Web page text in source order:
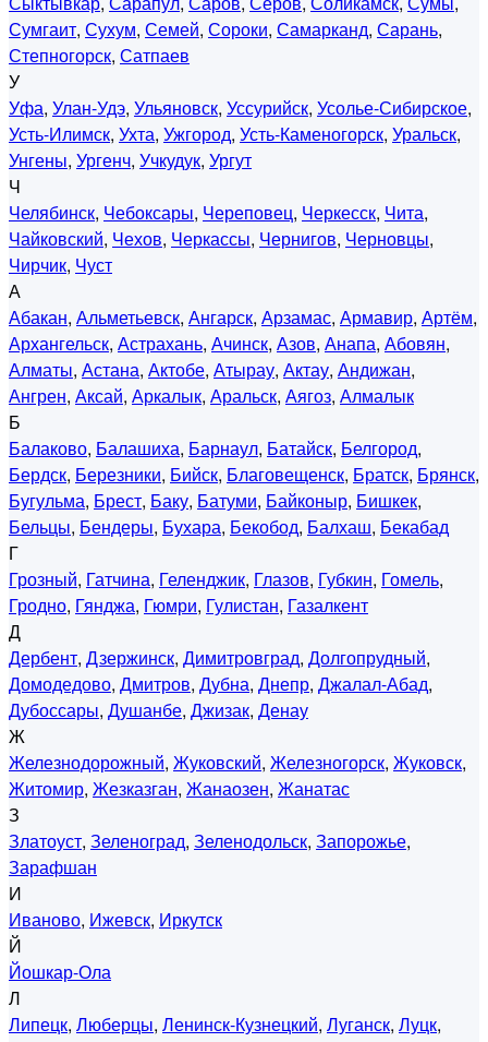
Сумгаит, Сухум, Семей, Сороки, Самарканд, Сарань,
Степногорск, Сатпаев
У
Уфа, Улан-Удэ, Ульяновск, Уссурийск, Усолье-Сибирское,
Усть-Илимск, Ухта, Ужгород, Усть-Каменогорск, Уральск,
Унгены, Ургенч, Учкудук, Ургут
Ч
Челябинск, Чебоксары, Череповец, Черкесск, Чита,
Чайковский, Чехов, Черкассы, Чернигов, Черновцы,
Чирчик, Чуст
А
Абакан, Альметьевск, Ангарск, Арзамас, Армавир, Артём,
Архангельск, Астрахань, Ачинск, Азов, Анапа, Абовян,
Алматы, Астана, Актобе, Атырау, Актау, Андижан,
Ангрен, Аксай, Аркалык, Аральск, Аягоз, Алмалык
Б
Балаково, Балашиха, Барнаул, Батайск, Белгород,
Бердск, Березники, Бийск, Благовещенск, Братск, Брянск,
Бугульма, Брест, Баку, Батуми, Байконыр, Бишкек,
Бельцы, Бендеры, Бухара, Бекобод, Балхаш, Бекабад
Г
Грозный, Гатчина, Геленджик, Глазов, Губкин, Гомель,
Гродно, Гянджа, Гюмри, Гулистан, Газалкент
Д
Дербент, Дзержинск, Димитровград, Долгопрудный,
Домодедово, Дмитров, Дубна, Днепр, Джалал-Абад,
Дубоссары, Душанбе, Джизак, Денау
Ж
Железнодорожный, Жуковский, Железногорск, Жуковск,
Житомир, Жезказган, Жанаозен, Жанатас
З
Златоуст, Зеленоград, Зеленодольск, Запорожье,
Зарафшан
И
Иваново, Ижевск, Иркутск
Й
Йошкар-Ола
Л
Липецк, Люберцы, Ленинск-Кузнецкий, Луганск, Луцк,